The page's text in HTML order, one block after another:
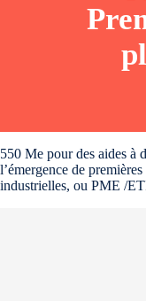
550 Me pour des aides à
l’émergence de
industrielles, ou PME /